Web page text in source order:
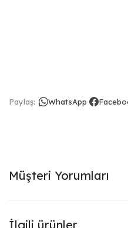
Paylaş: WhatsApp
Müşteri Yorumları
İlgili ürünler